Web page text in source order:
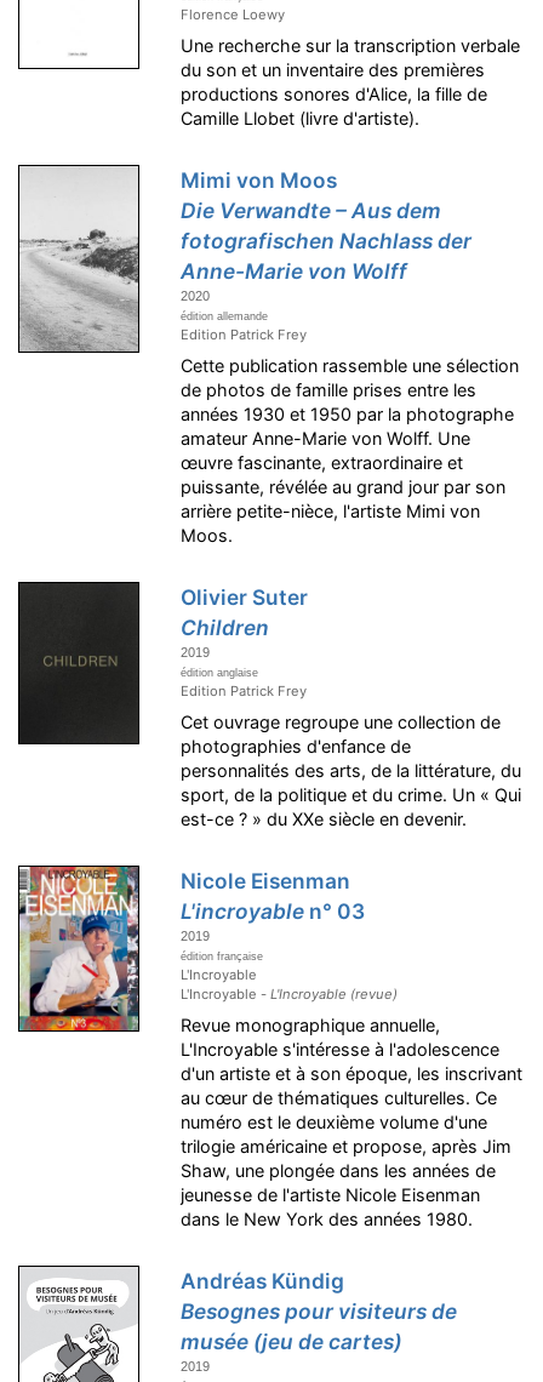
Florence Loewy
Une recherche sur la transcription verbale
du son et un inventaire des premières
productions sonores d'Alice, la fille de
Camille Llobet (livre d'artiste).
Mimi von Moos
Die Verwandte – Aus dem
fotografischen Nachlass der
Anne-Marie von Wolff
2020
édition allemande
Edition Patrick Frey
Cette publication rassemble une sélection
de photos de famille prises entre les
années 1930 et 1950 par la photographe
amateur Anne-Marie von Wolff. Une
œuvre fascinante, extraordinaire et
puissante, révélée au grand jour par son
arrière petite-nièce, l'artiste Mimi von
Moos.
Olivier Suter
Children
2019
édition anglaise
Edition Patrick Frey
Cet ouvrage regroupe une collection de
photographies d'enfance de
personnalités des arts, de la littérature, du
sport, de la politique et du crime. Un « Qui
est-ce ? » du XXe siècle en devenir.
Nicole Eisenman
L'incroyable n° 03
2019
édition française
L'Incroyable
L'Incroyable -L'Incroyable (revue)
Revue monographique annuelle,
L'Incroyable s'intéresse à l'adolescence
d'un artiste et à son époque, les inscrivant
au cœur de thématiques culturelles. Ce
numéro est le deuxième volume d'une
trilogie américaine et propose, après Jim
Shaw, une plongée dans les années de
jeunesse de l'artiste Nicole Eisenman
dans le New York des années 1980.
Andréas Kündig
Besognes pour visiteurs de
musée (jeu de cartes)
2019